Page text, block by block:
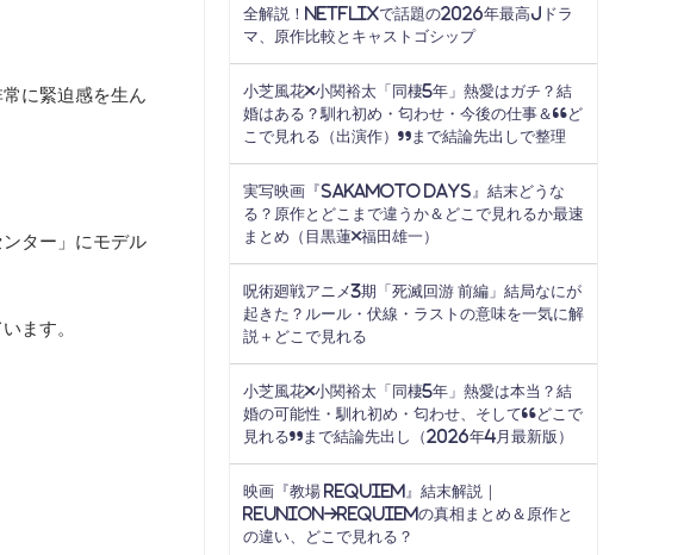
に緊迫感を生ん
ター」にモデル
ます。
全解説！Netflixで話題の2026年最高Jドラ
マ、原作比較とキャストゴシップ
小芝風花×小関裕太「同棲5年」熱愛はガチ？結
婚はある？馴れ初め・匂わせ・今後の仕事＆“ど
こで見れる（出演作）”まで結論先出しで整理
実写映画『SAKAMOTO DAYS』結末どうな
る？原作とどこまで違うか＆どこで見れるか最速
まとめ（目黒蓮×福田雄一）
呪術廻戦アニメ3期「死滅回游 前編」結局なにが
起きた？ルール・伏線・ラストの意味を一気に解
説＋どこで見れる
小芝風花×小関裕太「同棲5年」熱愛は本当？結
婚の可能性・馴れ初め・匂わせ、そして“どこで
見れる”まで結論先出し（2026年4月最新版）
映画『教場 Requiem』結末解説｜
Reunion→Requiemの真相まとめ＆原作と
の違い、どこで見れる？